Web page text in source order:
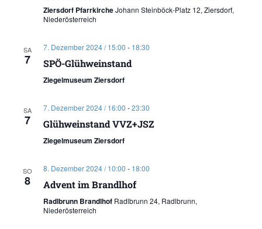
Ziersdorf PfarrkircheJohann Steinböck-Platz 12, Ziersdorf,
Niederösterreich
SA
7
7. Dezember 2024 / 15:00 - 18:30
SPÖ-Glühweinstand
Ziegelmuseum Ziersdorf
SA
7
7. Dezember 2024 / 16:00 -23:30
Glühweinstand VVZ+JSZ
Ziegelmuseum Ziersdorf
SO
8
8. Dezember 2024 / 10:00 - 18:00
Advent im Brandlhof
Radlbrunn Brandlhof Radlbrunn 24, Radlbrunn,
Niederösterreich